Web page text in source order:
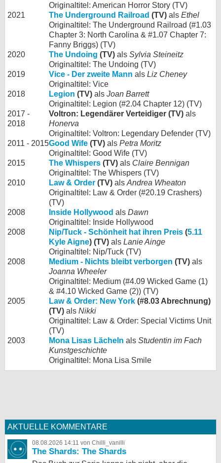
Originaltitel: American Horror Story (TV)
2021
The Underground Railroad (TV) als Ethel
Originaltitel: The Underground Railroad (#1.03
Chapter 3: North Carolina & #1.07 Chapter 7:
Fanny Briggs) (TV)
2020
The Undoing (TV) als Sylvia Steineitz
Originaltitel: The Undoing (TV)
2019
Vice - Der zweite Mann als Liz Cheney
Originaltitel: Vice
2018
Legion (TV) als Joan Barrett
Originaltitel: Legion (#2.04 Chapter 12) (TV)
2017 -
2018
Voltron: Legendärer Verteidiger (TV) als
Honerva
Originaltitel: Voltron: Legendary Defender (TV)
2011 - 2015Good Wife (TV) als Petra Moritz
Originaltitel: Good Wife (TV)
2015
The Whispers (TV) als Claire Bennigan
Originaltitel: The Whispers (TV)
2010
Law & Order (TV) als Andrea Wheaton
Originaltitel: Law & Order (#20.19 Crashers)
(TV)
2008
Inside Hollywood als Dawn
Originaltitel: Inside Hollywood
2008
Nip/Tuck - Schönheit hat ihren Preis (5.11
Kyle Aigne) (TV) als Lanie Ainge
Originaltitel: Nip/Tuck (TV)
2008
Medium - Nichts bleibt verborgen (TV) als
Joanna Wheeler
Originaltitel: Medium (#4.09 Wicked Game (1)
& #4.10 Wicked Game (2)) (TV)
2005
Law & Order: New York (#8.03 Abrechnung)
(TV) als Nikki
Originaltitel: Law & Order: Special Victims Unit
(TV)
2003
Mona Lisas Lächeln als Studentin im Fach
Kunstgeschichte
Originaltitel: Mona Lisa Smile
AKTUELLE KOMMENTARE
08.08.2026 14:11 von Chilli_vanilli
The Shards: The Shards